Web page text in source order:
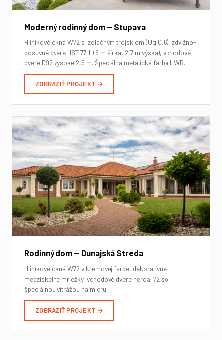
Moderný rodinný dom — Stupava
Hliníkové okná W72 s izolačným trojsklom (Ug 0,6), zdvižno-
posuvné dvere HST 77HI (6 m šírka, 2,7 m výška), vchodové
dvere D92 vysoké 2,6 m. Špeciálna metalická farba HWR.
ZOBRAZIŤ PROJEKT →
Rodinný dom — Dunajská Streda
Hliníkové okná W72 v krémovej farbe, dekoratívne
medziskelné mriežky, vchodové dvere heroal 72 so
špeciálnou vitrážou na mieru.
ZOBRAZIŤ PROJEKT →